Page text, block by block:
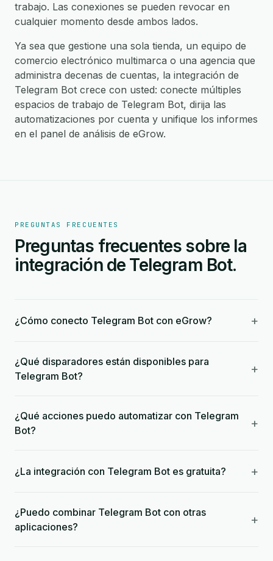
trabajo. Las conexiones se pueden revocar en
cualquier momento desde ambos lados.
Ya sea que gestione una sola tienda, un equipo de
comercio electrónico multimarca o una agencia que
administra decenas de cuentas, la integración de
Telegram Bot crece con usted: conecte múltiples
espacios de trabajo de Telegram Bot, dirija las
automatizaciones por cuenta y unifique los informes
en el panel de análisis de eGrow.
PREGUNTAS FRECUENTES
Preguntas frecuentes sobre la
integración de Telegram Bot.
¿Cómo conecto Telegram Bot con eGrow? +
¿Qué disparadores están disponibles para
Telegram Bot?
+
¿Qué acciones puedo automatizar con Telegram
Bot?
+
¿La integración con Telegram Bot es gratuita? +
¿Puedo combinar Telegram Bot con otras
aplicaciones?
+